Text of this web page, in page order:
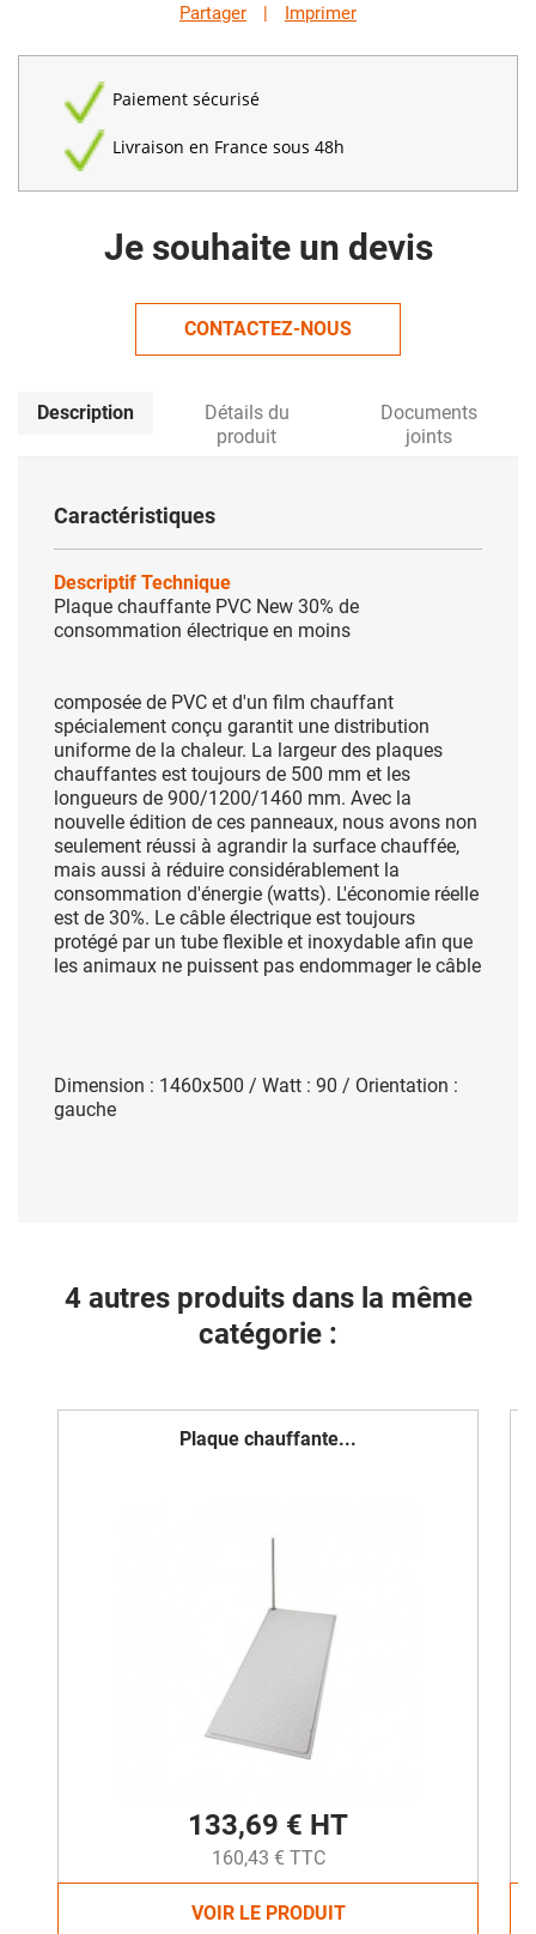
Partager
| Imprimer
Paiement sécurisé
Livraison en France sous 48h
Je souhaite un devis
CONTACTEZ-NOUS
Description
Détails du
produit
Documents
joints
Caractéristiques
Descriptif Technique
Plaque chauffante PVC New 30% de
consommation électrique en moins
composée de PVC et d'un film chauffant
spécialement conçu garantit une distribution
uniforme de la chaleur. La largeur des plaques
chauffantes est toujours de 500 mm et les
longueurs de 900/1200/1460 mm. Avec la
nouvelle édition de ces panneaux, nous avons non
seulement réussi à agrandir la surface chauffée,
mais aussi à réduire considérablement la
consommation d'énergie (watts). L'économie réelle
est de 30%. Le câble électrique est toujours
protégé par un tube flexible et inoxydable afin que
les animaux ne puissent pas endommager le câble
Dimension : 1460x500 / Watt : 90 / Orientation :
gauche
4 autres produits dans la même
catégorie :
Plaque chauffante...
133,69 € HT
160,43 € TTC
VOIR LE PRODUIT